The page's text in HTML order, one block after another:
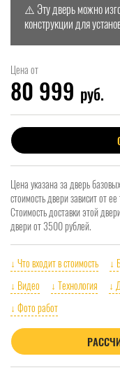
⚠️ Эту дверь можно
конструкции для
Цена от
80 999 руб.
Цена указана за дверь
стоимость двери зависит от
Стоимость доставки этой
двери от 3500 рублей.
↓ Что входит в стоимость ↓
↓ Видео
↓ Технология ↓
↓ Фото работ